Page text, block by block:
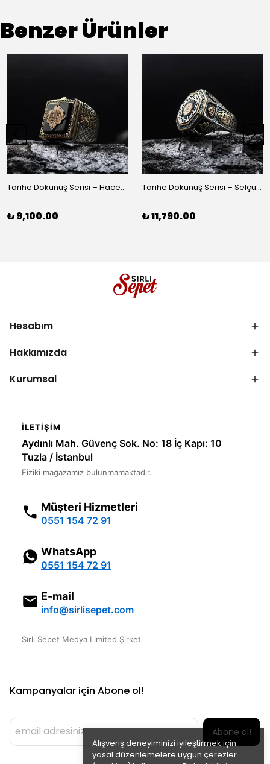
Alışveriş deneyiminizi iyileştirmek için
yasal düzenlemelere uygun çerezler
Benzer Ürünler
Tarihe Dokunuş Serisi – Hacer'ül Esved 925 Ayar Gümüş Yüzük
₺ 9,100.00
Tarihe Dokunuş Serisi – Selçuklu 925 Ayar Gümüş Yüzük
₺ 11,790.00
Hesabım
Hakkımızda
Kurumsal
İLETIŞIM
Aydınlı Mah. Güvenç Sok. No: 18 İç Kapı: 10
Tuzla / İstanbul
Fiziki mağazamız bulunmamaktadır.
Müşteri Hizmetleri
0551 154 72 91
WhatsApp
0551 154 72 91
E-mail
info@sirlisepet.com
Sırlı Sepet Medya Limited Şirketi
Kampanyalar için Abone ol!
Abone ol!